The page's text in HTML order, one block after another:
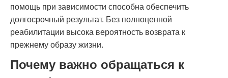
помощь при зависимости способна обеспечить
долгосрочный результат. Без полноценной
реабилитации высока вероятность возврата к
прежнему образу жизни.
Почему важно обращаться к